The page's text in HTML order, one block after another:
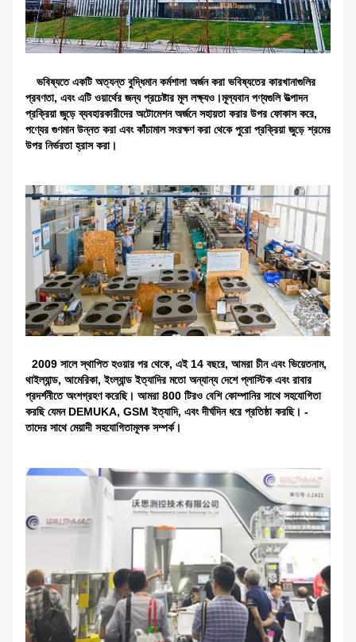
ভবিষ্যতে একটি অত্যন্ত বুদ্ধিমান কর্মশালা অর্জন করা ভবিষ্যতের কারখানাগুলির
প্রবণতা, এবং এটি ওয়ার্থের জন্য প্রচেষ্টার মূল লক্ষ্যও।মূল্যবান পণ্যগুলি উত্পাদন
প্রক্রিয়া জুড়ে ব্যবহারকারীদের অটোমেশন অর্জনে সহায়তা করার উপর ফোকাস করে,
পণ্যের গুণমান উন্নত করা এবং কাঁচামাল সংরক্ষণ করা থেকে পুরো প্রক্রিয়া জুড়ে শ্রমের
উপর নির্ভরতা হ্রাস করা।
2009 সালে স্থাপিত হওয়ার পর থেকে, এই 14 বছরে, আমরা চীন এবং ভিয়েতনাম,
থাইল্যান্ড, আমেরিকা, ইংল্যান্ড ইত্যাদির মতো অন্যান্য দেশে প্লাস্টিক এবং রাবার
প্রদর্শনীতে অংশগ্রহণ করেছি। আমরা 800 টিরও বেশি কোম্পানির সাথে সহযোগিতা
করছি যেমন DEMUKA, GSM ইত্যাদি, এবং দীর্ঘদিন ধরে প্রতিষ্ঠা করছি। -
তাদের সাথে মেয়াদী সহযোগিতামূলক সম্পর্ক।